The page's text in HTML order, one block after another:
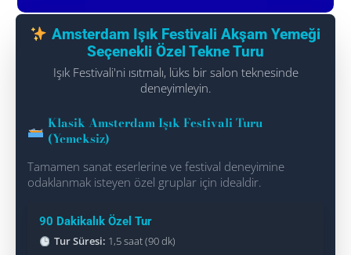
Amsterdam Işık Festivali Akşam Yemeği
Seçenekli Özel Tekne Turu
Işık Festivali'ni ısıtmalı, lüks bir salon teknesinde
deneyimleyin.
Klasik Amsterdam Işık Festivali Turu
(Yemeksiz)
Tamamen sanat eserlerine ve festival deneyimine
odaklanmak isteyen özel gruplar için idealdir.
90 Dakikalık Özel Tur
Tur Süresi: 1,5 saat (90 dk)